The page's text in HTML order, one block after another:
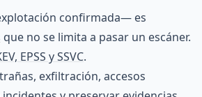
confirmada— es
que no se limita a pasar un escáner.
EPSS y SSVC.
exfiltración, accesos